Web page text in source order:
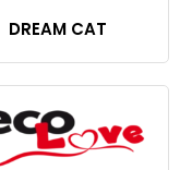
DREAM CAT